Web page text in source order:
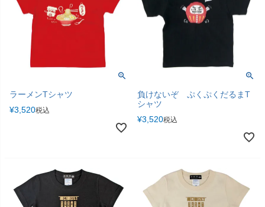
ラーメンTシャツ
¥3,520税込
負けないぞ ぷくぷくだるまT
シャツ
¥3,520税込